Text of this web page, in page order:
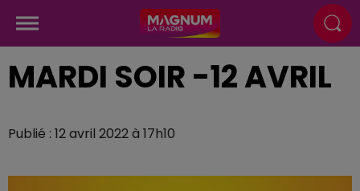
MARDI SOIR -12 AVRIL
Publié : 12 avril 2022 à 17h10